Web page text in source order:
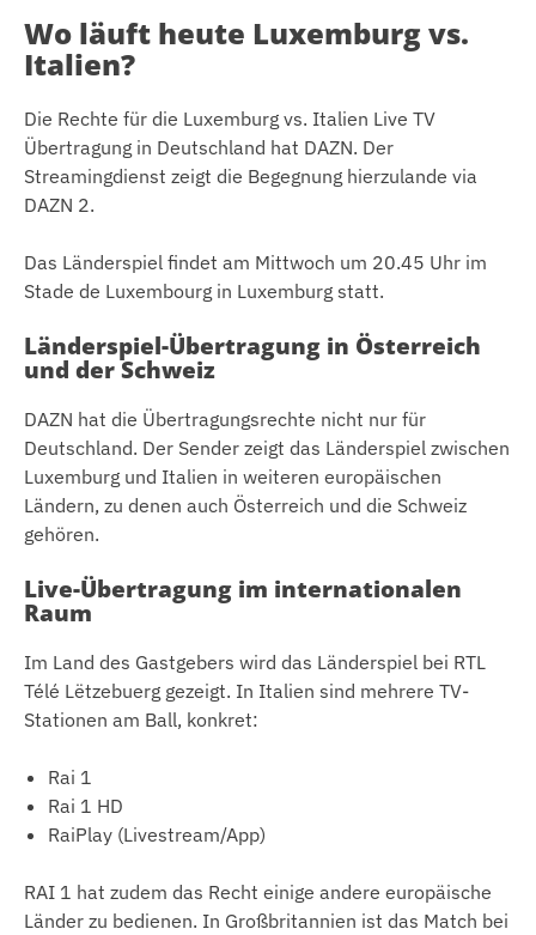
Wo läuft heute Luxemburg vs.
Italien?
Die Rechte für die Luxemburg vs. Italien Live TV
Übertragung in Deutschland hat DAZN. Der
Streamingdienst zeigt die Begegnung hierzulande via
DAZN 2.
Das Länderspiel findet am Mittwoch um 20.45 Uhr im
Stade de Luxembourg in Luxemburg statt.
Länderspiel-Übertragung in Österreich
und der Schweiz
DAZN hat die Übertragungsrechte nicht nur für
Deutschland. Der Sender zeigt das Länderspiel zwischen
Luxemburg und Italien in weiteren europäischen
Ländern, zu denen auch Österreich und die Schweiz
gehören.
Live-Übertragung im internationalen
Raum
Im Land des Gastgebers wird das Länderspiel bei RTL
Télé Lëtzebuerg gezeigt. In Italien sind mehrere TV-
Stationen am Ball, konkret:
Rai 1
Rai 1 HD
RaiPlay (Livestream/App)
RAI 1 hat zudem das Recht einige andere europäische
Länder zu bedienen. In Großbritannien ist das Match bei